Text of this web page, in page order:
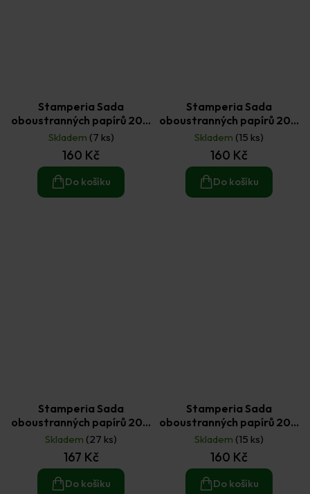
Stamperia Sada
oboustranných papírů 20 ×
20 cm Land of Pharaohs
(10ks)
Skladem (7 ks)
160 Kč
Do košíku
Stamperia Sada
oboustranných papírů 20 ×
20 cm Masquerade (10ks)
Skladem (15 ks)
160 Kč
Do košíku
Stamperia Sada
oboustranných papírů 20 ×
20 cm Quiet Days (10ks)
Skladem (27 ks)
167 Kč
Do košíku
Stamperia Sada
oboustranných papírů 20 ×
20 cm Sea Land (10ks)
Skladem (15 ks)
160 Kč
Do košíku